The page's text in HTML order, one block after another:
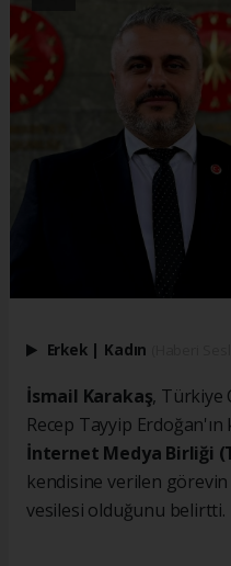
Erkek | Kadın
İsmail Karakaş, Türkiye
Recep Tayyip
İnternet Medya Birliği
kendisine verilen
vesilesi olduğunu belirtti.